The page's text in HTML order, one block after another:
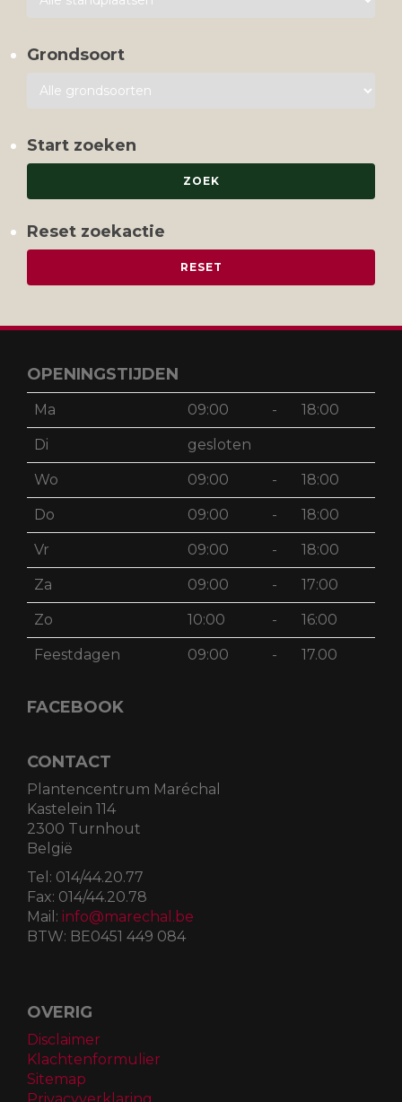
Grondsoort
Start zoeken
Reset zoekactie
OPENINGSTIJDEN
Ma 09:00 - 18:00
Di gesloten
Wo 09:00 - 18:00
Do 09:00 - 18:00
Vr 09:00 - 18:00
Za 09:00 - 17:00
Zo 10:00 - 16:00
Feestdagen 09:00 - 17.00
FACEBOOK
CONTACT
Plantencentrum Maréchal
Kastelein 114
2300 Turnhout
België
Tel: 014/44.20.77
Fax: 014/44.20.78
Mail: info@marechal.be
BTW: BE0451 449 084
OVERIG
Disclaimer
Klachtenformulier
Sitemap